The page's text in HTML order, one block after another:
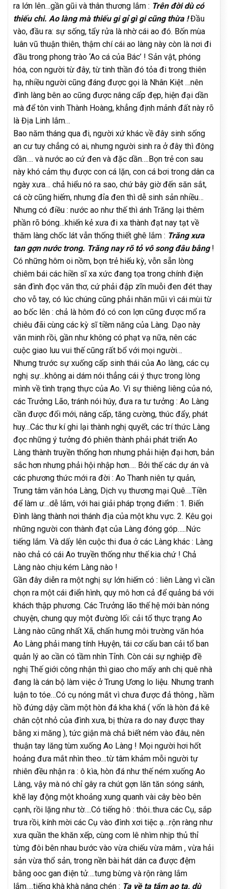
ra lớn lên…gần gũi và thân thương lắm : Trên đời dù có
thiếu chi. Ao làng mà thiếu gi gỉ gì gi cũng thừa !Đầu
vào, đầu ra: sự sống, tẩy rửa là nhờ cái ao đó. Bốn mùa
luân vũ thuận thiên, thậm chí cái ao làng này còn là nơi đi
đầu trong phong trào ‘Ao cá của Bác’ ! Sản vật, phóng
hóa, con người từ đây, từ tinh thần đó tỏa đi trong thiên
hạ, nhiều người cũng đáng được gọi là Nhân Kiệt …nên
đình làng bên ao cũng được nâng cấp đẹp, hiện đại dần
mà để tôn vinh Thành Hoàng, khẳng định mảnh đất này rõ
là Địa Linh lắm…
Bao năm tháng qua đi, người xứ khác về đây sinh sống
an cư tuy chẳng có ai, nhưng người sinh ra ở đây thì đông
dần…. và nước ao cứ đen và đặc dần….Bọn trẻ con sau
này khó cảm thụ được con cá lặn, con cá bơi trong dân ca
ngày xưa… chả hiểu nó ra sao, chứ bây giờ đến săn sắt,
cá cờ cũng hiếm, nhưng đỉa đen thì dễ sinh sản nhiều…
Nhưng có điều : nước ao như thế thì ánh Trăng lại thêm
phần rõ bóng…khiến kẻ xưa đi xa thành đạt nay tạt về
thăm làng chốc lát vẫn thống thiết ghê lắm : Trăng xưa
tan gợn nước trong. Trăng nay rõ tỏ vô song đâu bằng!
Có những hôm oi nồm, bọn trẻ hiếu kỳ, vỗn sẵn lòng
chiêm bái các hiền sĩ xa xức đang tọa trong chính điện
sân đình đọc văn thơ, cứ phải đập zĩn muỗi đen đét thay
cho vỗ tay, có lúc chúng cũng phải nhăn mũi vì cái mùi từ
ao bốc lên : chả là hôm đó có con lợn cũng được mổ ra
chiêu đãi cùng các kỳ sĩ tiềm năng của Làng. Dạo này
văn minh rồi, gần như không có phạt vạ nữa, nên các
cuộc giao luu vui thế cũng rất bổ với mọi người…
Nhưng trước sự xuống cấp sinh thái của Ao làng, các cụ
nghị sự…không ai dám nói thẳng cái ý thực trong lòng
mình về tình trạng thực của Ao. Vì sự thiêng liêng của nó,
các Trưởng Lão, tránh nói húy, đưa ra tư tưởng : Ao Làng
cần được đổi mới, nâng cấp, tăng cường, thúc đẩy, phát
huy…Các thư kí ghi lại thành nghị quyết, các trí thức Làng
đọc những ý tưởng đó phiên thành phải phát triển Ao
Làng thành truyền thống hơn nhưng phải hiện đại hơn, bản
sắc hơn nhưng phải hội nhập hơn…. Bởi thế các dự án và
các phương thức mới ra đời : Ao Thanh niên tự quản,
Trung tâm văn hóa Làng, Dịch vụ thương mại Quê….Tiền
để làm ư…dễ lắm, với hai giải pháp trọng điểm : 1. Biến
Đình làng thành nơi thánh địa của một khu vực. 2. Kêu gọi
những người con thành đạt của Làng đóng góp…..Nức
tiếng lắm. Và dấy lên cuộc thi đua ở các Làng khác : Làng
nào chả có cái Ao truyền thống như thế kia chứ ! Chả
Làng nào chịu kém Làng nào !
Gần đây diễn ra một nghị sự lớn hiếm có : liên Làng vì cần
chọn ra một cái điển hình, quy mô hơn cả để quảng bá với
khách thập phương. Các Trưởng lão thế hệ mới bàn nóng
chuyện, chung quy một đường lối: cải tổ thực trạng Ao
Làng nào cũng nhất Xã, chấn hưng môi trường văn hóa
Ao Làng phải mang tính Huyện, tái cơ cấu ban cải tổ ban
quản lý ao cần có tầm nhìn Tỉnh. Còn cái sự nghiệp đề
nghị Thế giới công nhận thì giao cho mấy anh chị quê nhà
đang là cán bộ làm việc ở Trung Ương lo liệu. Nhưng tranh
luận to tóe…Có cụ nóng mắt vì chưa được đả thông , hầm
hồ đứng dậy cầm một hòn đá kha khá ( vốn là hòn đá kê
chân cột nhỏ của đình xưa, bị thừa ra do nay được thay
bằng xi măng ), tức giận mà chả biết ném vào đâu, nên
thuận tay lăng tùm xuống Ao Làng ! Mọi người hơi hốt
hoảng đưa mắt nhìn theo…từ tâm khảm mỗi người tự
nhiên đều nhận ra : ô kìa, hòn đá như thế ném xuống Ao
Làng, vậy mà nó chỉ gây ra chút gợn lăn tăn sóng sánh,
khẽ lay động một khoảng xung quanh vài cây bèo bên
cạnh, rồi lặng như tờ….Có tiếng hô : thôi..thưa các Cụ, sắp
trưa rồi, kính mời các Cụ vào đình xơi tiệc ạ…rộn ràng như
xưa quần the khăn xếp, cùng com lê nhìm nhịp thủ thỉ
từng đôi bên nhau bước vào vừa chiếu vừa mâm , vừa hải
sản vừa thổ sản, trong nền bài hát dân ca được đệm
bằng ooc gan điện tử….tưng bừng và rộn ràng lắm
lắm….tiếng khà khà nâng chén : Ta về ta tắm ao ta, dù